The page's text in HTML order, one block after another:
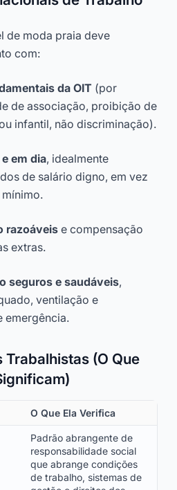
de moda praia deve
com:
da OIT (por
de associação, proibição de
infantil, não discriminação).
em dia, idealmente
de salário digno, em vez
razoáveis e compensação
extras.
seguros e saudáveis,
ventilação e
emergência.
(O Que
O Que Ela Verifica
Padrão abrangente de
responsabilidade social
que abrange condições
de trabalho, sistemas de